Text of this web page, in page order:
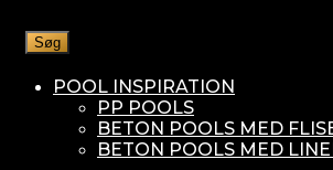
Søg
POOL INSPIRATION
PP POOLS
BETON POOLS MED
BETON POOLS MED